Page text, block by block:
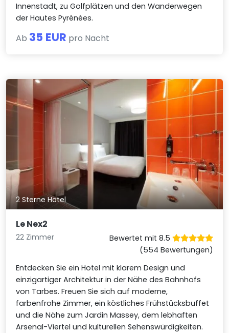
Innenstadt, zu Golfplätzen und den Wanderwegen
der Hautes Pyrénées.
Ab 35 EUR pro Nacht
2 Sterne Hotel
Le Nex2
22 Zimmer
Bewertet mit 8.5
(554 Bewertungen)
Entdecken Sie ein Hotel mit klarem Design und
einzigartiger Architektur in der Nähe des Bahnhofs
von Tarbes. Freuen Sie sich auf moderne,
farbenfrohe Zimmer, ein köstliches Frühstücksbuffet
und die Nähe zum Jardin Massey, dem lebhaften
Arsenal-Viertel und kulturellen Sehenswürdigkeiten.